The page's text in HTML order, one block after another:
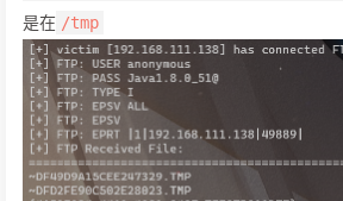
是在 /tmp